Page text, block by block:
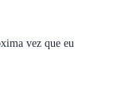
vez que eu